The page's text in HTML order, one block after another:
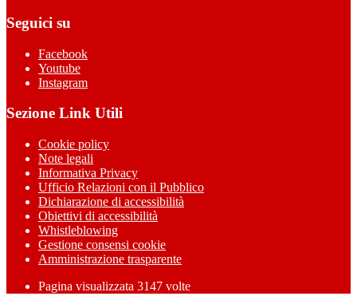
Seguici su
Facebook
Youtube
Instagram
Sezione Link Utili
Cookie policy
Note legali
Informativa Privacy
Ufficio Relazioni con il Pubblico
Dichiarazione di accessibilità
Obiettivi di accessibilità
Whistleblowing
Gestione consensi cookie
Amministrazione trasparente
Pagina visualizzata 3147 volte